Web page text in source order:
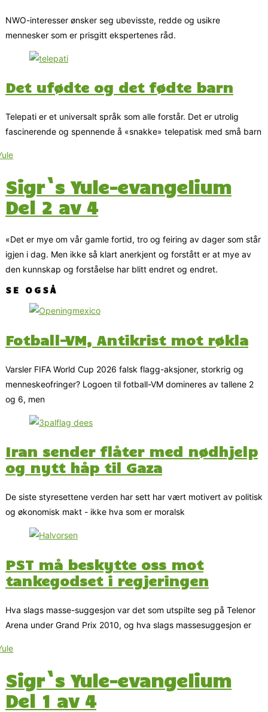
NWO-interesser ønsker seg ubevisste, redde og usikre
mennesker som er prisgitt ekspertenes råd.
Det ufødte og det fødte barn
Telepati er et universalt språk som alle forstår. Det er utrolig
fascinerende og spennende å «snakke» telepatisk med små barn
Sigr`s Yule-evangelium
Del 2 av 4
«Det er mye om vår gamle fortid, tro og feiring av dager som står
igjen i dag. Men ikke så klart anerkjent og forstått er at mye av
den kunnskap og forståelse har blitt endret og endret.
SE OGSÅ
Fotball-VM, Antikrist mot røkla
Varsler FIFA World Cup 2026 falsk flagg-aksjoner, storkrig og
menneskeofringer? Logoen til fotball-VM domineres av tallene 2
og 6, men
Iran sender flåter med nødhjelp
og nytt håp til Gaza
De siste styresettene verden har sett har vært motivert av politisk
og økonomisk makt - ikke hva som er moralsk
PST må beskytte oss mot
tankegodset i regjeringen
Hva slags masse-suggesjon var det som utspilte seg på Telenor
Arena under Grand Prix 2010, og hva slags massesuggesjon er
Sigr`s Yule-evangelium
Del 1 av 4